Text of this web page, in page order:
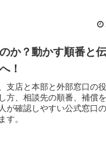
か？動かす順番と
！
支店と本部と外部窓口の
方、相談先の順番、補償
が確認しやすい公式窓口
す。